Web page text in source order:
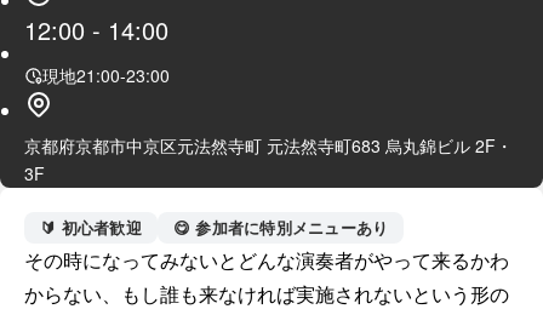
12:00 - 14:00
現地21:00-23:00
京都府京都市中京区元法然寺町 元法然寺町683 烏丸錦ビル 2F・
3F
🔰 初心者歓迎 😋 参加者に特別メニューあり
その時になってみないとどんな演奏者がやって来るかわ
からない、もし誰も来なければ実施されないという形の